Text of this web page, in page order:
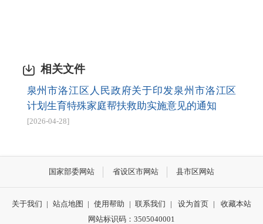
相关文件
泉州市洛江区人民政府关于印发泉州市洛江区
计划生育特殊家庭帮扶救助实施意见的通知
[2026-04-28]
国家部委网站 省设区市网站 县市区网站
关于我们 | 站点地图 | 使用帮助 | 联系我们 | 设为首页 |
收藏本站
网站标识码：3505040001